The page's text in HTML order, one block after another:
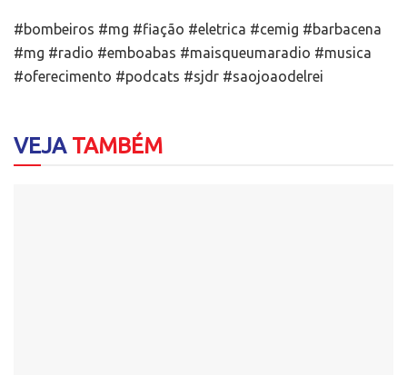
#bombeiros #mg #fiação #eletrica #cemig #barbacena
#mg #radio #emboabas #maisqueumaradio #musica
#oferecimento #podcats #sjdr #saojoaodelrei
VEJATAMBÉM